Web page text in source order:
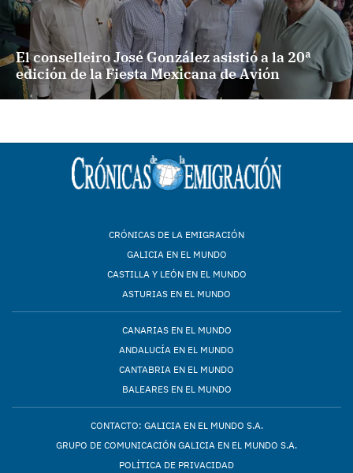
El conselleiro José González asistió a la 20ª
edición de la Fiesta Mexicana de Avión
CRÓNICAS DE LA EMIGRACIÓN
GALICIA EN EL MUNDO
CASTILLA Y LEÓN EN EL MUNDO
ASTURIAS EN EL MUNDO
CANARIAS EN EL MUNDO
ANDALUCÍA EN EL MUNDO
CANTABRIA EN EL MUNDO
BALEARES EN EL MUNDO
CONTACTO: GALICIA EN EL MUNDO S.A.
GRUPO DE COMUNICACIÓN GALICIA EN EL MUNDO S.A.
POLÍTICA DE PRIVACIDAD